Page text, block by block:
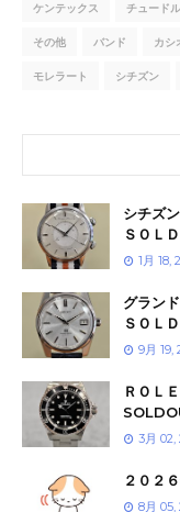
ケンテックス チュードル
その他 バンド カシ
モレラート シチズン
シチズ
ＳＯＬ
1月 18,
グラン
ＳＯＬ
9月 19,
ＲＯＬ
3月 02,
２０２
8月 05,